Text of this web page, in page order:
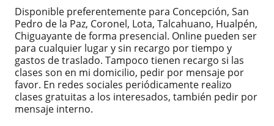
Disponible preferentemente para Concepción, San
Pedro de la Paz, Coronel, Lota, Talcahuano, Hualpén,
Chiguayante de forma presencial. Online pueden ser
para cualquier lugar y sin recargo por tiempo y
gastos de traslado. Tampoco tienen recargo si las
clases son en mi domicilio, pedir por mensaje por
favor. En redes sociales periódicamente realizo
clases gratuitas a los interesados, también pedir por
mensaje interno.